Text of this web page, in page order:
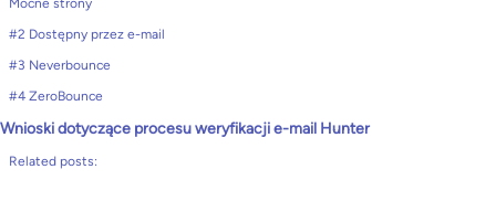
Mocne strony
#2 Dostępny przez e-mail
#3 Neverbounce
#4 ZeroBounce
Wnioski dotyczące procesu weryfikacji e-mail Hunter
Related posts: